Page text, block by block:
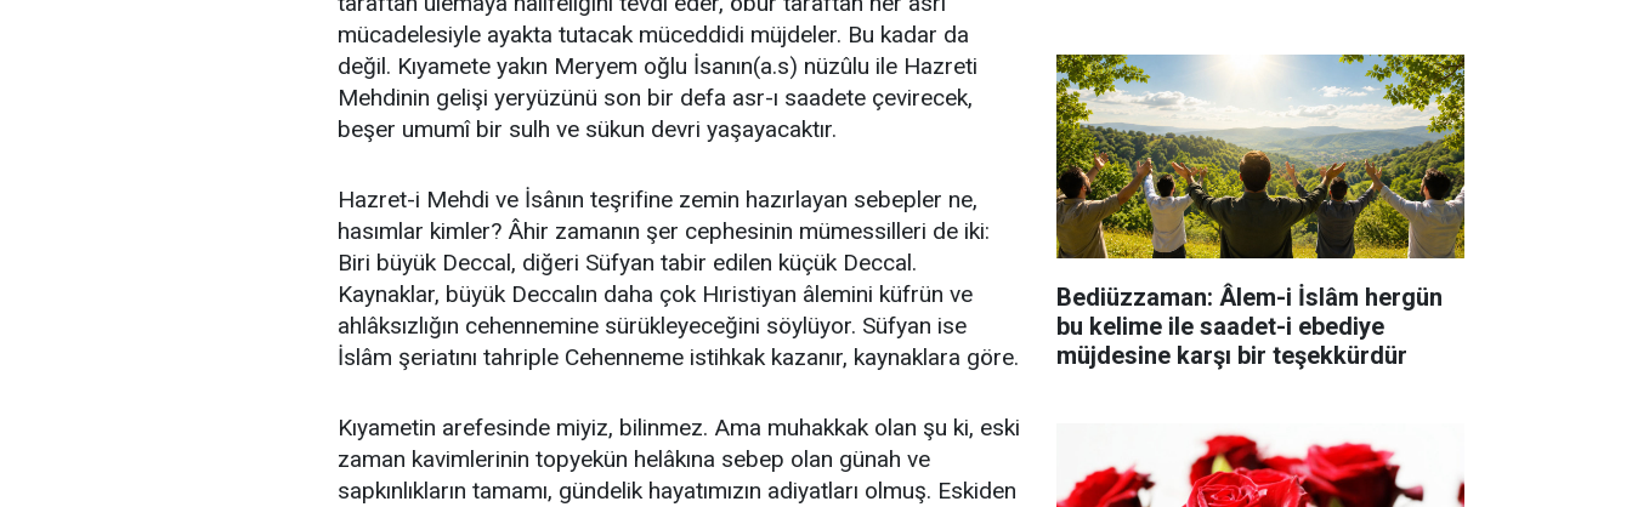
mücadelesiyle ayakta tutacak müceddidi müjdeler. Bu kadar da
değil. Kıyamete yakın Meryem oğlu İsanın(a.s) nüzûlu ile Hazreti
Mehdinin gelişi yeryüzünü son bir defa asr-ı saadete çevirecek,
beşer umumî bir sulh ve sükun devri yaşayacaktır.
Hazret-i Mehdi ve İsânın teşrifine zemin hazırlayan sebepler ne,
hasımlar kimler? Âhir zamanın şer cephesinin mümessilleri de iki:
Biri büyük Deccal, diğeri Süfyan tabir edilen küçük Deccal.
Kaynaklar, büyük Deccalın daha çok Hıristiyan âlemini küfrün ve
ahlâksızlığın cehennemine sürükleyeceğini söylüyor. Süfyan ise
İslâm şeriatını tahriple Cehenneme istihkak kazanır, kaynaklara göre.
Kıyametin arefesinde miyiz, bilinmez. Ama muhakkak olan şu ki, eski
zaman kavimlerinin topyekün helâkına sebep olan günah ve
sapkınlıkların tamamı, gündelik hayatımızın adiyatları olmuş. Eskiden
Bediüzzaman: Âlem-i İslâm hergün
bu kelime ile saadet-i ebediye
müjdesine karşı bir teşekkürdür